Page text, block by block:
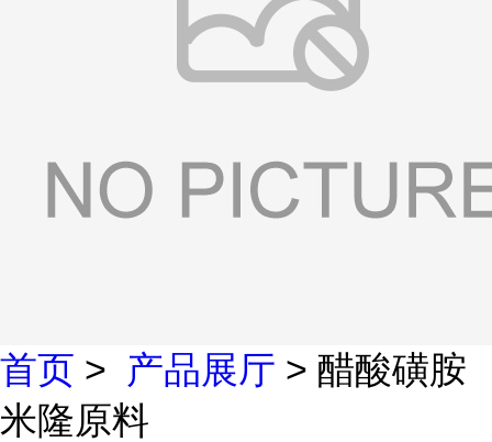
首页 > 产品展厅 > 醋酸磺胺
米隆原料